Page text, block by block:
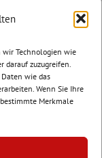
wir Technologien wie
darauf zuzugreifen.
wie das
Wenn Sie Ihre
Merkmale